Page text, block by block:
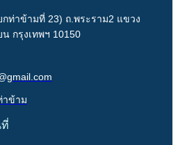
ท่าข้ามที่ 23) ถ.พระราม2 แขวง
กรุงเทพฯ 10150
าข้าม